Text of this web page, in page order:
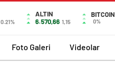
0.21%
ALTIN
6.570,66 1,15
BITCOIN
0%
Foto Galeri Videolar